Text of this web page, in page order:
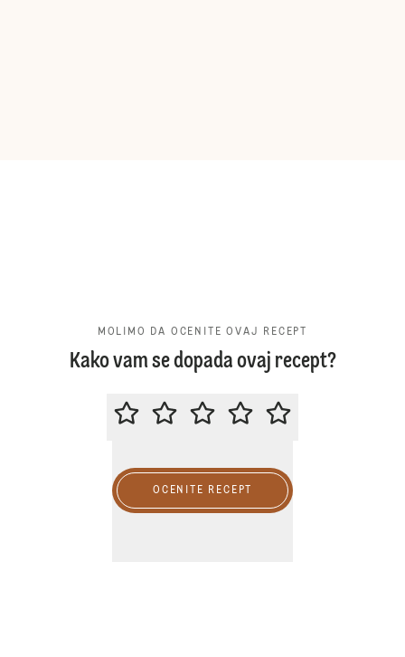
MOLIMO DA OCENITE OVAJ RECEPT
Kako vam se dopada ovaj recept?
MOLIMO DA OCENITE OVAJ
OCENITE RECEPT